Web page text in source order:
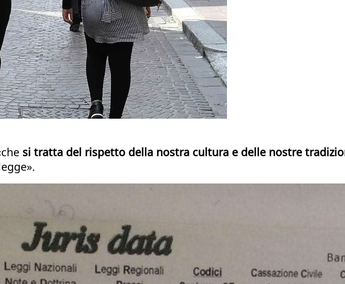
si tratta del rispetto della nostra cultura e delle nostre